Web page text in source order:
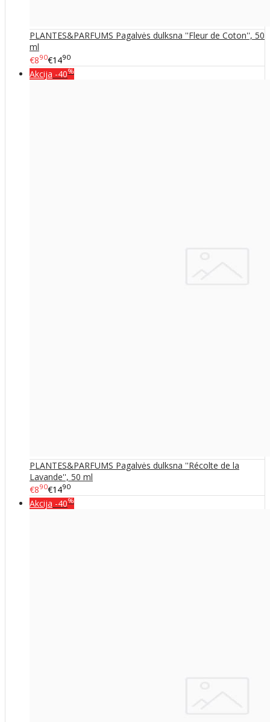
PLANTES&PARFUMS Pagalvės dulksna ''Fleur de Coton'', 50
ml
€890€1490
Akcija -40%
PLANTES&PARFUMS Pagalvės dulksna ''Récolte de la
Lavande'', 50 ml
€890€1490
Akcija -40%